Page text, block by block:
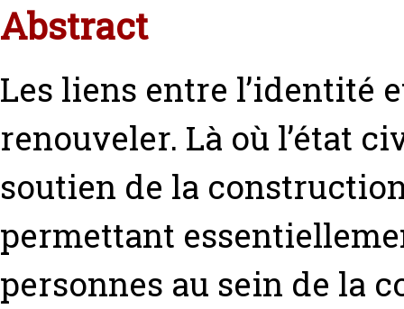
Abstract
Les liens entre l’identité
renouveler. Là où l’état
soutien de la
permettant
personnes au sein de la